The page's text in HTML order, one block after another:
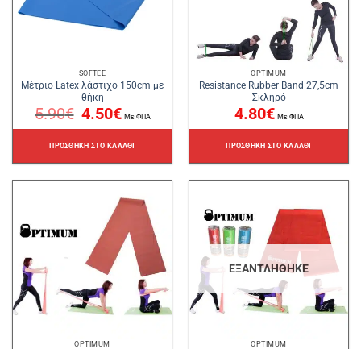
SOFTEE
Μέτριο Latex λάστιχο 150cm με
θήκη
5.90€ Original
price
was:
4.50€Η
τρέχουσα
τιμή
4.50€.
Με ΦΠΑ
ΠΡΟΣΘΉΚΗ ΣΤΟ ΚΑΛΆΘΙ
OPTIMUM
Resistance Rubber Band 27,5cm
Σκληρό
4.80€ Με ΦΠΑ
ΠΡΟΣΘΉΚΗ ΣΤΟ ΚΑΛΆΘΙ
OPTIMUM
ΕΞΑΝΤΛΉΘΗΚΕ
OPTIMUM